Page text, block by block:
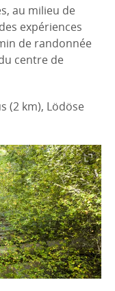
au milieu de
expériences
de randonnée
centre de
(2 km), Lödöse